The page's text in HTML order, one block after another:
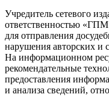
Учредитель сетевого
ответственностью
для отправления
нарушения авторских и
На информационном
рекомендательные
предоставления
и анализа сведений,